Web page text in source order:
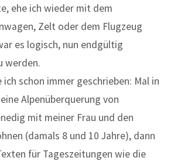
ehe ich wieder mit dem
Zelt oder dem Flugzeug
es logisch, nun endgültig
werden.
ich schon immer geschrieben: Mal in
Alpenüberquerung von
mit meiner Frau und den
(damals 8 und 10 Jahre), dann
für Tageszeitungen wie die